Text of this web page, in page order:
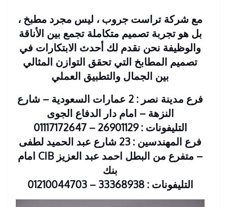
مع شركة تراست جروب ، ليس مجرد مطبخ ،
بل هو تجربة تصميم متكاملة تجمع بين الأناقة
والوظيفة نحن نقدم لك أحدث الابتكارات في
تصميم المطابخ التي تحقق التوازن المثالي
بين الجمال والتطبيق العملي
فرع مدينة نصر : 2 عمارات السعودية – شارع
النزهة – امام دار الدفاع الجوى
التليفونات : 26901129 – 01117172647
فرع المهندسين : 23 شارع عبد الحميد لطفى
– متفرع من البطل احمد عبد العزيز CIB امام
بنك
التليفونات : 33368938 – 01210044703